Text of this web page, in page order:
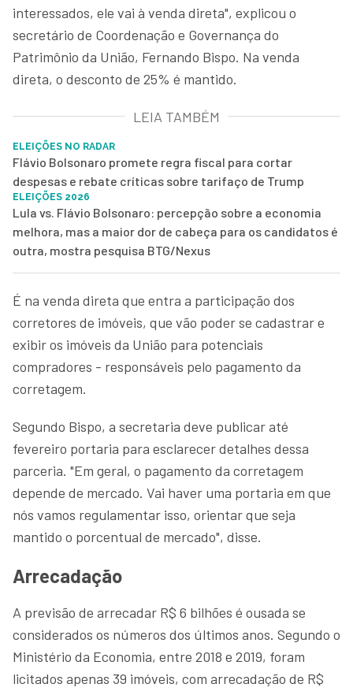
interessados, ele vai à venda direta", explicou o
secretário de Coordenação e Governança do
Patrimônio da União, Fernando Bispo. Na venda
direta, o desconto de 25% é mantido.
LEIA TAMBÉM
ELEIÇÕES NO RADAR
Flávio Bolsonaro promete regra fiscal para cortar
despesas e rebate críticas sobre tarifaço de Trump
ELEIÇÕES 2026
Lula vs. Flávio Bolsonaro: percepção sobre a economia
melhora, mas a maior dor de cabeça para os candidatos é
outra, mostra pesquisa BTG/Nexus
É na venda direta que entra a participação dos
corretores de imóveis, que vão poder se cadastrar e
exibir os imóveis da União para potenciais
compradores - responsáveis pelo pagamento da
corretagem.
Segundo Bispo, a secretaria deve publicar até
fevereiro portaria para esclarecer detalhes dessa
parceria. "Em geral, o pagamento da corretagem
depende de mercado. Vai haver uma portaria em que
nós vamos regulamentar isso, orientar que seja
mantido o porcentual de mercado", disse.
Arrecadação
A previsão de arrecadar R$ 6 bilhões é ousada se
considerados os números dos últimos anos. Segundo o
Ministério da Economia, entre 2018 e 2019, foram
licitados apenas 39 imóveis, com arrecadação de R$